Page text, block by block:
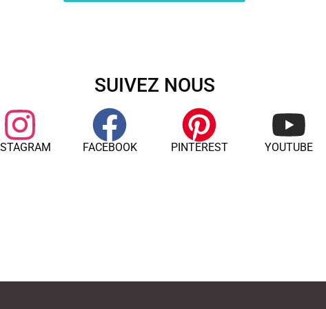
SUIVEZ NOUS
FACEBOOK PINTEREST YOUTUBE